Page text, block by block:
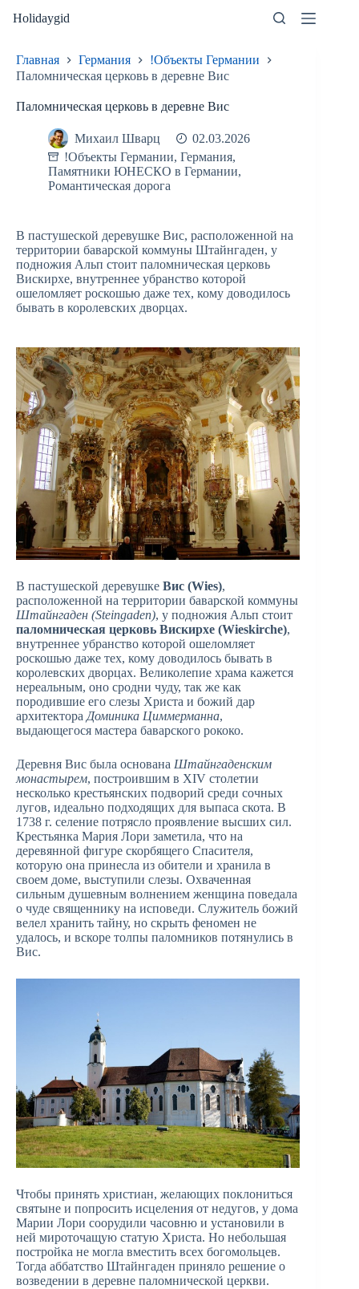
Holidaygid
Главная Германия
!Объекты Германии
Паломническая церковь в деревне Вис
Паломническая церковь в деревне Вис
Михаил Шварц
02.03.2026
!Объекты Германии, Германия,
Памятники ЮНЕСКО в Германии,
Романтическая дорога
В пастушеской деревушке Вис, расположенной на
территории баварской коммуны Штайнгаден, у
подножия Альп стоит паломническая церковь
Вискирхе, внутреннее убранство которой
ошеломляет роскошью даже тех, кому доводилось
бывать в королевских дворцах.
В пастушеской деревушке Вис (Wies),
расположенной на территории баварской коммуны
Штайнгаден (Steingaden), у подножия Альп стоит
паломническая церковь Вискирхе (Wieskirche),
внутреннее убранство которой ошеломляет
роскошью даже тех, кому доводилось бывать в
королевских дворцах. Великолепие храма кажется
нереальным, оно сродни чуду, так же как
породившие его слезы Христа и божий дар
архитектора Доминика Циммерманна,
выдающегося мастера баварского рококо.
Деревня Вис была основана Штайнгаденским
монастырем, построившим в XIV столетии
несколько крестьянских подворий среди сочных
лугов, идеально подходящих для выпаса скота. В
1738 г. селение потрясло проявление высших сил.
Крестьянка Мария Лори заметила, что на
деревянной фигуре скорбящего Спасителя,
которую она принесла из обители и хранила в
своем доме, выступили слезы. Охваченная
сильным душевным волнением женщина поведала
о чуде священнику на исповеди. Служитель божий
велел хранить тайну, но скрыть феномен не
удалось, и вскоре толпы паломников потянулись в
Вис.
Чтобы принять христиан, желающих поклониться
святыне и попросить исцеления от недугов, у дома
Марии Лори соорудили часовню и установили в
ней мироточащую статую Христа. Но небольшая
постройка не могла вместить всех богомольцев.
Тогда аббатство Штайнгаден приняло решение о
возведении в деревне паломнической церкви.